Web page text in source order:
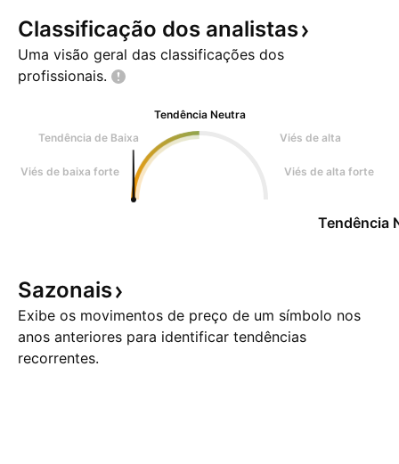
Classificação dos analistas
Uma visão geral das classificações dos
profissionais.
Tendência Neutra
Tendência de Baixa
Viés de alta
Viés de baixa forte Viés de alta forte
Tendência
Sazonais
Exibe os movimentos de preço de um símbolo nos
anos anteriores para identificar tendências
recorrentes.